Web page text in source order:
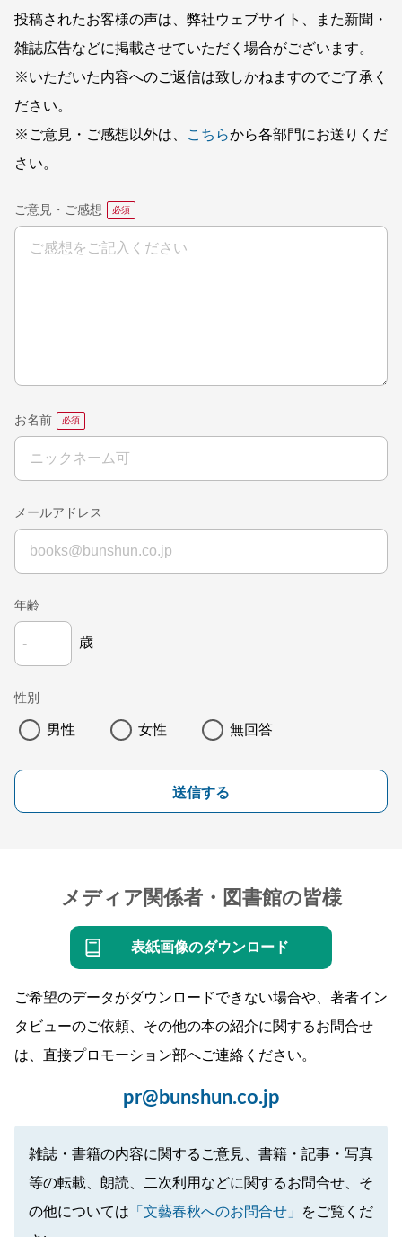
投稿されたお客様の声は、弊社ウェブサイト、また新聞・
雑誌広告などに掲載させていただく場合がございます。
※いただいた内容へのご返信は致しかねますのでご了承く
ださい。
※ご意見・ご感想以外は、
こちらから各部門にお送りくだ
さい。
ご意見・ご感想
お名前
メールアドレス
年齢
歳
性別
男性 女性 無回答
送信する
メディア関係者・図書館の皆様
表紙画像のダウンロード
ご希望のデータがダウンロードできない場合や、著者イン
タビューのご依頼、その他の本の紹介に関するお問合せ
は、直接プロモーション部へご連絡ください。
pr@bunshun.co.jp
雑誌・書籍の内容に関するご意見、書籍・記事・写真
等の転載、朗読、二次利用などに関するお問合せ、そ
の他については 「文藝春秋へのお問合せ」
をご覧くだ